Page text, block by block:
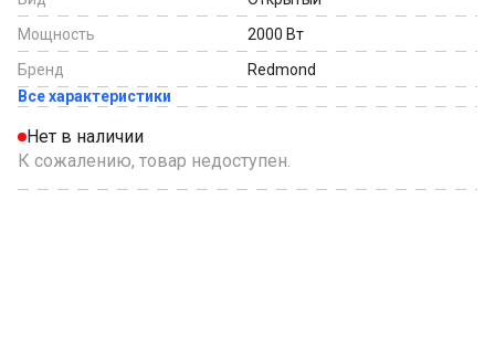
Мощность
2000 Вт
Бренд
Redmond
Все характеристики
Нет в наличии
К сожалению, товар недоступен.